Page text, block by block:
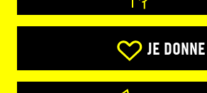
JE DONNE